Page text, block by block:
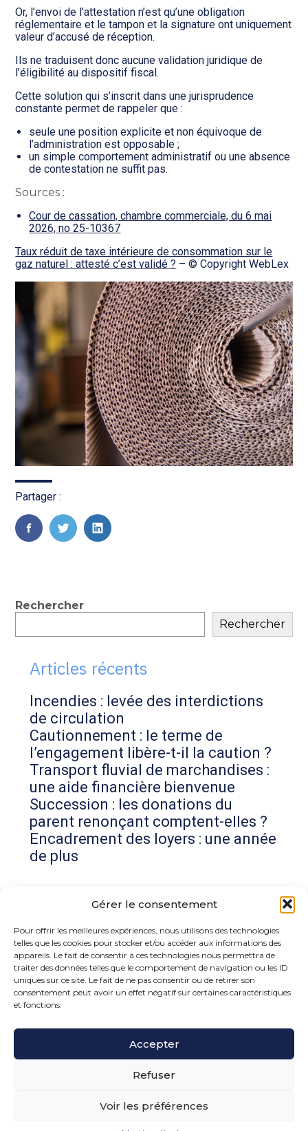
Gérer le consentement
Pour offrir les meilleures expériences, nous utilisons des technologies
telles que les cookies pour stocker et/ou accéder aux informations des
appareils. Le fait de consentir à ces technologies nous permettra de
traiter des données telles que le comportement de navigation ou les ID
uniques sur ce site. Le fait de ne pas consentir ou de retirer son
consentement peut avoir un effet négatif sur certaines caractéristiques
et fonctions.
Accepter
Refuser
Voir les préférences
Or, l’envoi de l’attestation n’est qu’une obligation
réglementaire et le tampon et la signature ont uniquement
valeur d’accusé de réception.
Ils ne traduisent donc aucune validation juridique de
l’éligibilité au dispositif fiscal.
Cette solution qui s’inscrit dans une jurisprudence
constante permet de rappeler que :
seule une position explicite et non équivoque de
l’administration est opposable ;
un simple comportement administratif ou une absence
de contestation ne suffit pas.
Sources :
Cour de cassation, chambre commerciale, du 6 mai
2026, no 25-10367
Taux réduit de taxe intérieure de consommation sur le
gaz naturel : attesté c’est validé ? – © Copyright WebLex
Partager :
FaceBook
TwitterLinkedIn
Blog
sidebar
Rechercher
Rechercher
Articles récents
Incendies : levée des interdictions
de circulation
Cautionnement : le terme de
l’engagement libère-t-il la caution ?
Transport fluvial de marchandises :
une aide financière bienvenue
Succession : les donations du
parent renonçant comptent-elles ?
Encadrement des loyers : une année
de plus
Commentaires récents
Aucun commentaire à afficher.
15 rue de la Bonne Rencontre – 77860 Quincy
Voisins
PLAN DU SITE